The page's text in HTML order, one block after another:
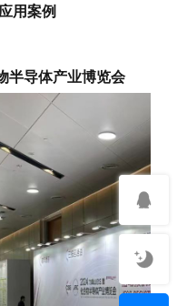
用案例
半导体产业博览会